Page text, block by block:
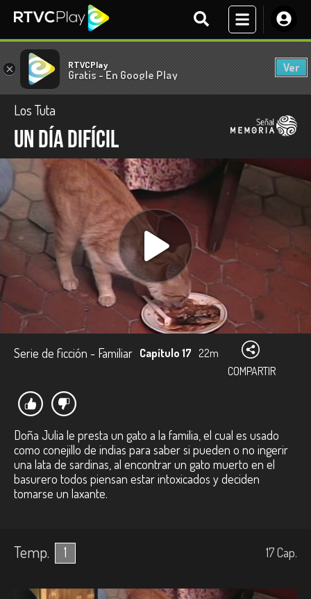
× RTVCPlay
Gratis - En Google Play
Ver
Los Tuta
Un día difícil
Serie de ficción - Familiar Capítulo 17 22m
COMPARTIR
Doña Julia le presta un gato a la familia, el cual es usado
como conejillo de indias para saber si pueden o no ingerir
una lata de sardinas, al encontrar un gato muerto en el
basurero todos piensan estar intoxicados y deciden
tomarse un laxante.
Temp. 1 17Cap.